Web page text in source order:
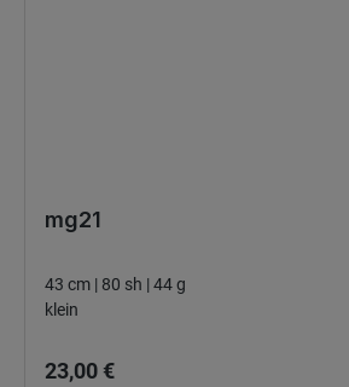
mg21
43 cm | 80 sh | 44 g
klein
23,00 €